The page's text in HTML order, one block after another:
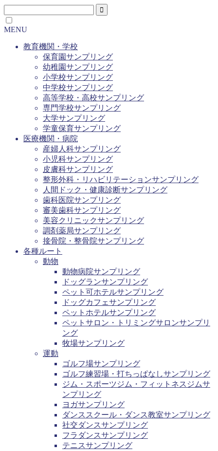
MENU
教育機関・学校
保育園サンプリング
幼稚園サンプリング
小学校サンプリング
中学校サンプリング
高等学校・高校サンプリング
専門学校サンプリング
大学サンプリング
学童保育サンプリング
医療機関・病院
産婦人科サンプリング
小児科サンプリング
皮膚科サンプリング
整形外科・リハビリテーションサンプリング
人間ドック・健康診断サンプリング
歯科医院サンプリング
審美歯科サンプリング
美容クリニックサンプリング
調剤薬局サンプリング
接骨院・整骨院サンプリング
各種ルート
動物
動物病院サンプリング
ドッグランサンプリング
ペット可ホテルサンプリング
ドッグカフェサンプリング
ペットホテルサンプリング
ペットサロン・トリミングサロンサンプリ
ング
牧場サンプリング
運動
ゴルフ場サンプリング
ゴルフ練習場・打ちっぱなしサンプリング
ジム・スポーツジム・フィットネスジムサ
ンプリング
ヨガサンプリング
ダンススクール・ダンス教室サンプリング
社交ダンスサンプリング
フラダンスサンプリング
テニスサンプリング